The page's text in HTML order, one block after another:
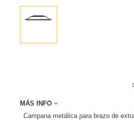
MÁS INFO
Campana metálica para brazo de